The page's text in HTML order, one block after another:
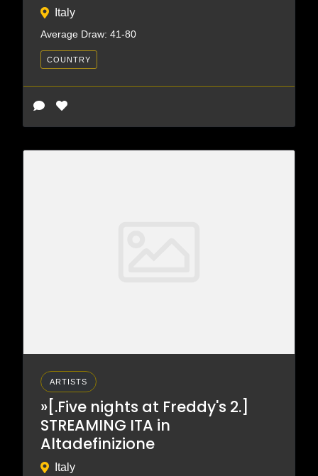
Italy
Average Draw: 41-80
COUNTRY
ARTISTS
»[.Five nights at Freddy's 2.]
STREAMING ITA in
Altadefinizione
Italy